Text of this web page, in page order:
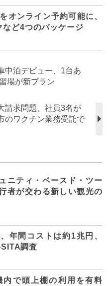
オンライン予約可能に、
など4つのパッケージ
中泊デビュー、1台あ
場が新プラン
請求問題、社員3名が
のワクチン業務受託で
ニティ・ベースド・ツー
者が交わる新しい観光の
年間コストは約1兆円、
調査
で頭上棚の利用を有料